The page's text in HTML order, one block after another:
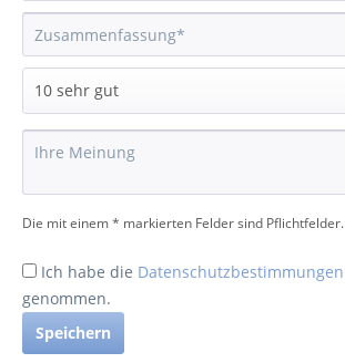
Die mit einem * markierten Felder sind Pflichtfelder.
Ich habe die Datenschutzbestimmungen
genommen.
Speichern